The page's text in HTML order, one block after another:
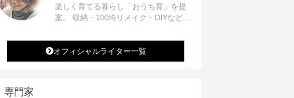
楽しむインテリア】を出版しました。
楽しく育てる暮らし「おうち育」を提
案。 収納・100均リメイク・DIYなどお
発信中。 著書 なつめさんちの新しい
のになつかしいアンティークな部屋つく
り 雑誌掲載・TV出演・コラム執筆・
オフィシャルライター一覧
専門家